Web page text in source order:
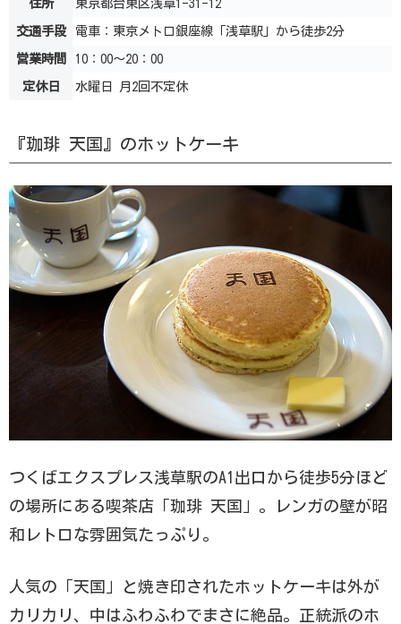
住所 東京都台東区浅草1-31-12
交通手段 電車：東京メトロ銀座線「浅草駅」から徒歩2分
営業時間 10：00～20：00
定休日 水曜日 月2回不定休
『珈琲 天国』のホットケーキ
つくばエクスプレス浅草駅のA1出口から徒歩5分ほど
の場所にある喫茶店「珈琲 天国」。レンガの壁が昭
和レトロな雰囲気たっぷり。
人気の「天国」と焼き印されたホットケーキは外が
カリカリ、中はふわふわでまさに絶品。正統派のホ